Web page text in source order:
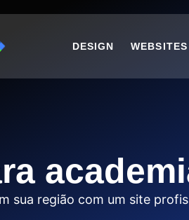
DESIGN WEBSITES
sua região com um site